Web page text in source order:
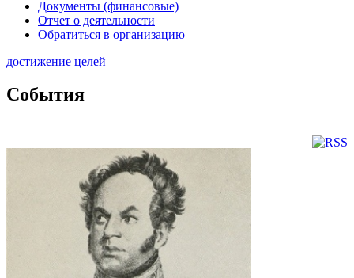
Документы (финансовые)
Отчет о деятельности
Обратиться в организацию
достижение целей
События